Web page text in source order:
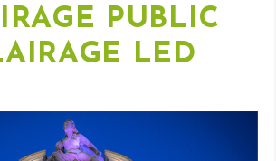
PUBLIC
LED